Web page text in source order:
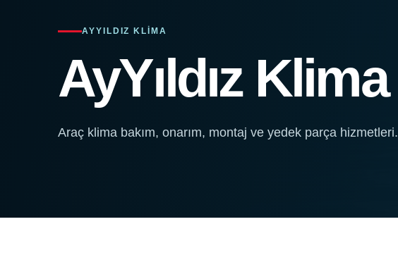
AYYILDIZ KLIMA
AyYıldız Klima
Araç klima bakım, onarım, montaj ve yedek parça hizmetleri.